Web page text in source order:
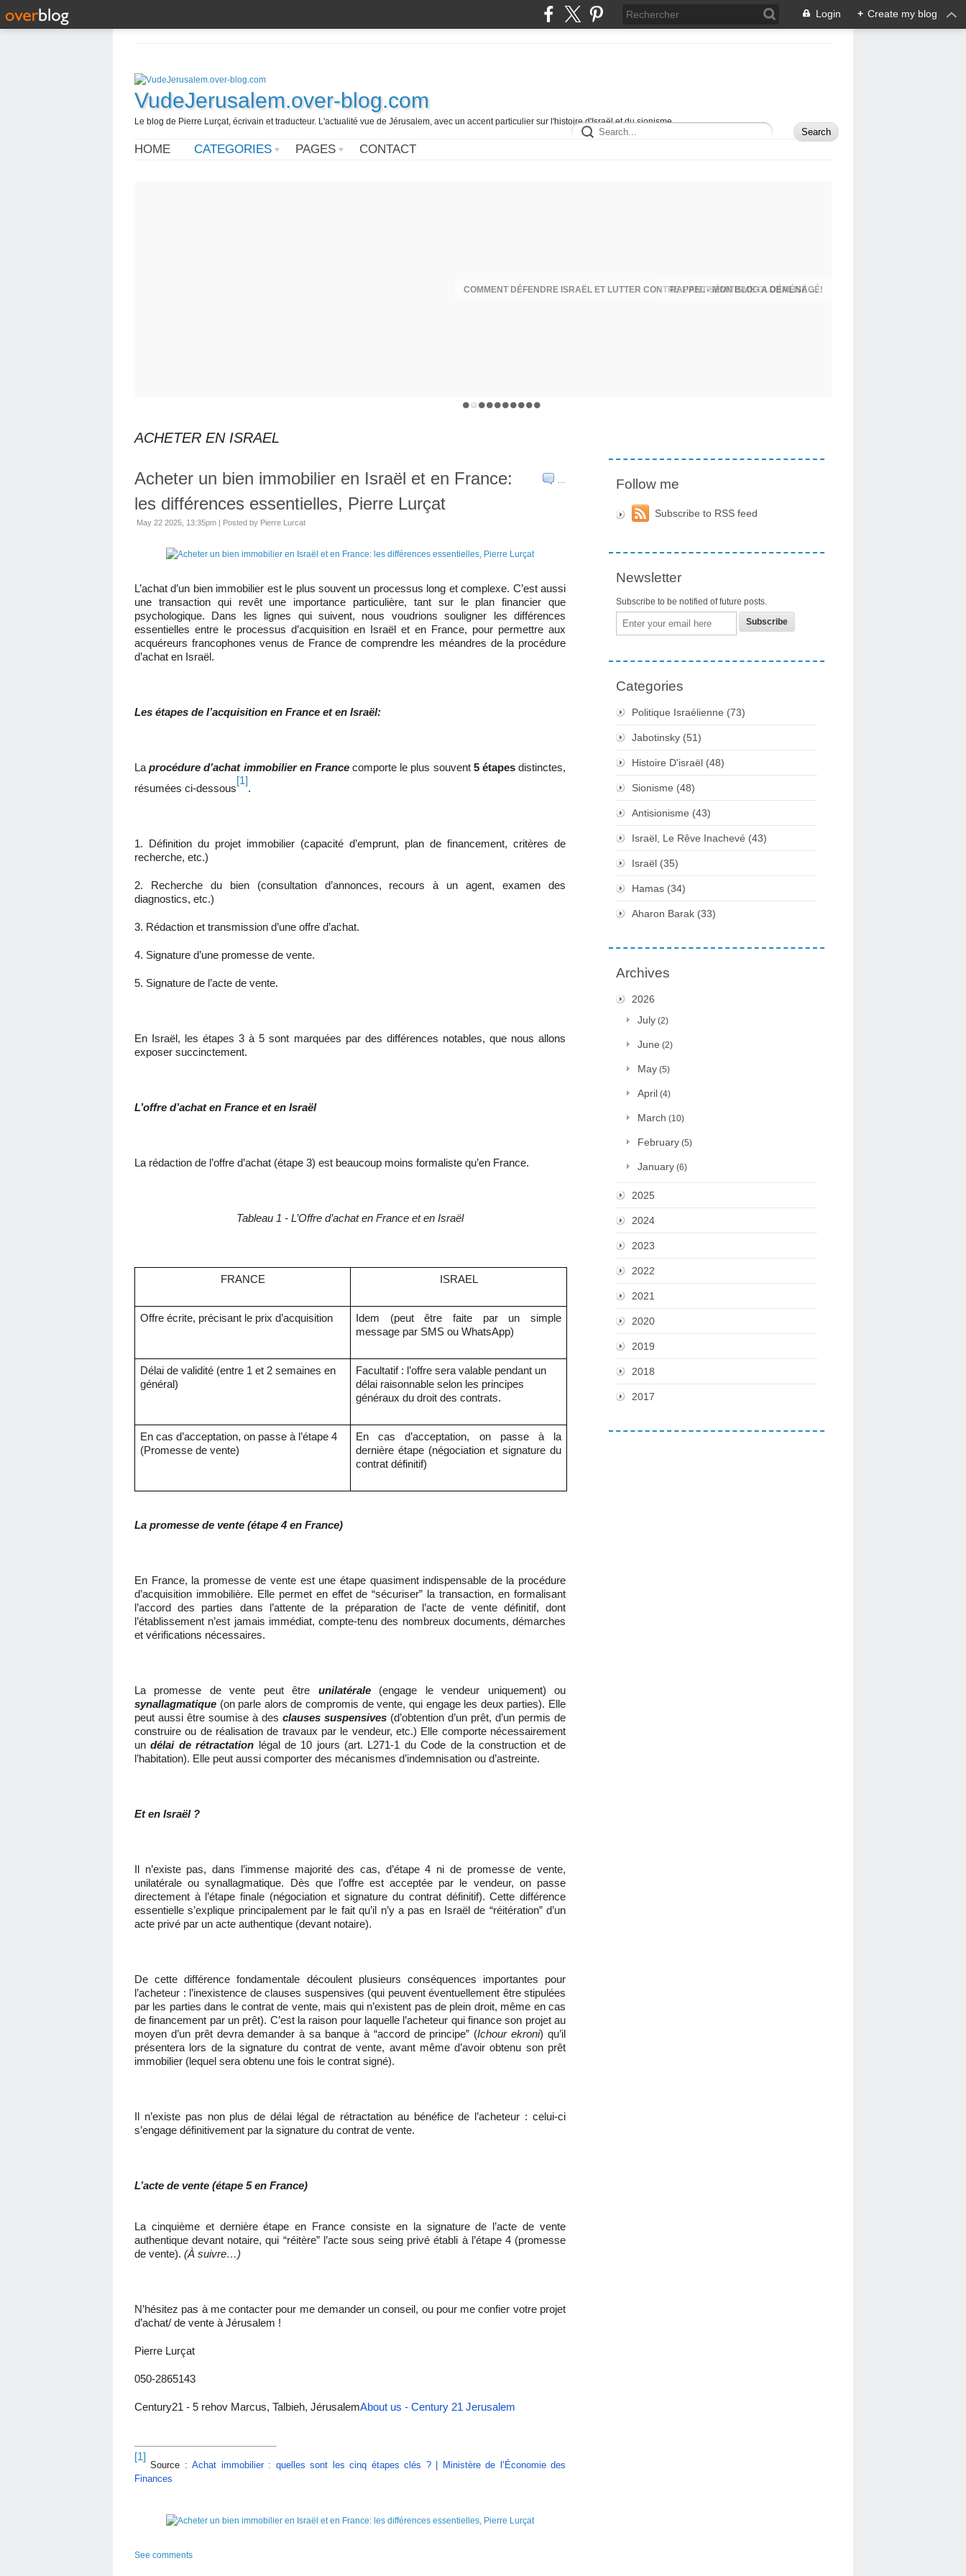
Login + Create my blog
VudeJerusalem.over-blog.com
Le blog de Pierre Lurçat, écrivain et traducteur. L'actualité vue de Jérusalem, avec un accent particulier sur l'histoire d'Israël et du sionisme.
HOME CATEGORIES PAGES CONTACT
RAPPEL - MON BLOG A DÉMÉNAGÉ!
ACHETER EN ISRAEL
…
Acheter un bien immobilier en Israël et en France:
les différences essentielles, Pierre Lurçat
May 22 2025, 13:35pm | Posted by Pierre Lurcat
L’achat d’un bien immobilier est le plus souvent un processus long et complexe. C’est aussi
une transaction qui revêt une importance particulière, tant sur le plan financier que
psychologique. Dans les lignes qui suivent, nous voudrions souligner les différences
essentielles entre le processus d’acquisition en Israël et en France, pour permettre aux
acquéreurs francophones venus de France de comprendre les méandres de la procédure
d’achat en Israël.
Les étapes de l’acquisition en France et en Israël:
Laprocédure d’achat immobilier en Francecomporte le plus souvent 5 étapesdistinctes,
résumées ci-dessous
[1]
.
1. Définition du projet immobilier (capacité d’emprunt, plan de financement, critères de
recherche, etc.)
2. Recherche du bien (consultation d’annonces, recours à un agent, examen des
diagnostics, etc.)
3. Rédaction et transmission d’une offre d’achat.
4. Signature d’une promesse de vente.
5. Signature de l’acte de vente.
En Israël, les étapes 3 à 5 sont marquées par des différences notables, que nous allons
exposer succinctement.
L’offre d’achat en France et en Israël
La rédaction de l’offre d’achat (étape 3) est beaucoup moins formaliste qu’en France.
Tableau 1 - L’Offre d’achat en France et en Israël
FRANCE ISRAEL
Offre écrite, précisant le prix d’acquisition
Idem (peut être faite par un simple
message par SMS ou WhatsApp)
Délai de validité (entre 1 et 2 semaines en
général)
Facultatif : l’offre sera valable pendant un
délai raisonnable selon les principes
généraux du droit des contrats.
En cas d’acceptation, on passe à l’étape 4
(Promesse de vente)
En cas d’acceptation, on passe à la
dernière étape (négociation et signature du
contrat définitif)
La promesse de vente (étape 4 en France)
En France, la promesse de vente est une étape quasiment indispensable de la procédure
d’acquisition immobilière. Elle permet en effet de “sécuriser” la transaction, en formalisant
l’accord des parties dans l’attente de la préparation de l’acte de vente définitif, dont
l’établissement n’est jamais immédiat, compte-tenu des nombreux documents, démarches
et vérifications nécessaires.
La promesse de vente peut être unilatérale(engage le vendeur uniquement) ou
synallagmatique (on parle alors de compromis de vente, qui engage les deux parties). Elle
peut aussi être soumise à des clauses suspensives (d’obtention d’un prêt, d’un permis de
construire ou de réalisation de travaux par le vendeur, etc.) Elle comporte nécessairement
undélai de rétractation légal de 10 jours (art. L271-1 du Code de la construction et de
l’habitation). Elle peut aussi comporter des mécanismes d’indemnisation ou d’astreinte.
Et en Israël ?
Il n’existe pas, dans l’immense majorité des cas, d’étape 4 ni de promesse de vente,
unilatérale ou synallagmatique. Dès que l’offre est acceptée par le vendeur, on passe
directement à l’étape finale (négociation et signature du contrat définitif). Cette différence
essentielle s’explique principalement par le fait qu’il n’y a pas en Israël de “réitération” d’un
acte privé par un acte authentique (devant notaire).
De cette différence fondamentale découlent plusieurs conséquences importantes pour
l’acheteur : l’inexistence de clauses suspensives (qui peuvent éventuellement être stipulées
par les parties dans le contrat de vente, mais qui n’existent pas de plein droit, même en cas
de financement par un prêt). C’est la raison pour laquelle l’acheteur qui finance son projet au
moyen d’un prêt devra demander à sa banque à “accord de principe” (Ichour ekroni) qu’il
présentera lors de la signature du contrat de vente, avant même d’avoir obtenu son prêt
immobilier (lequel sera obtenu une fois le contrat signé).
Il n’existe pas non plus de délai légal de rétractation au bénéfice de l’acheteur : celui-ci
s’engage définitivement par la signature du contrat de vente.
L’acte de vente (étape 5 en France)
La cinquième et dernière étape en France consiste en la signature de l’acte de vente
authentique devant notaire, qui “réitère” l’acte sous seing privé établi à l’étape 4 (promesse
de vente). (À suivre…)
N’hésitez pas à me contacter pour me demander un conseil, ou pour me confier votre projet
d’achat/ de vente à Jérusalem !
Pierre Lurçat
050-2865143
Century21 - 5 rehov Marcus, Talbieh, JérusalemAbout us - Century 21 Jerusalem
[1]
Source :Achat immobilier : quelles sont les cinq étapes clés ? | Ministère de l’Économie des
Finances
See comments
Follow me
Subscribe to RSS feed
Newsletter
Subscribe to be notified of future posts.
Email
Categories
Politique Israélienne (73)
Jabotinsky (51)
Histoire D'israël (48)
Sionisme (48)
Antisionisme (43)
Israël, Le Rêve Inachevé (43)
Israël (35)
Hamas (34)
Aharon Barak (33)
Archives
2026
July (2)
June (2)
May (5)
April (4)
March (10)
February (5)
January (6)
2025
2024
2023
2022
2021
2020
2019
2018
2017